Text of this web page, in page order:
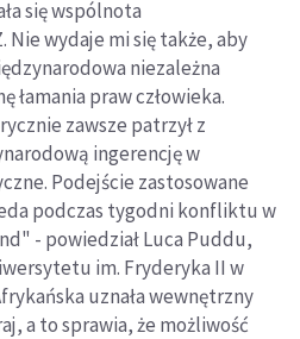
się wspólnota
Nie wydaje mi się także, aby
niezależna
łamania praw człowieka.
zawsze patrzył z
ingerencję w
Podejście zastosowane
podczas tygodni konfliktu w
- powiedział Luca Puddu,
im. Fryderyka II w
uznała wewnętrzny
a to sprawia, że możliwość